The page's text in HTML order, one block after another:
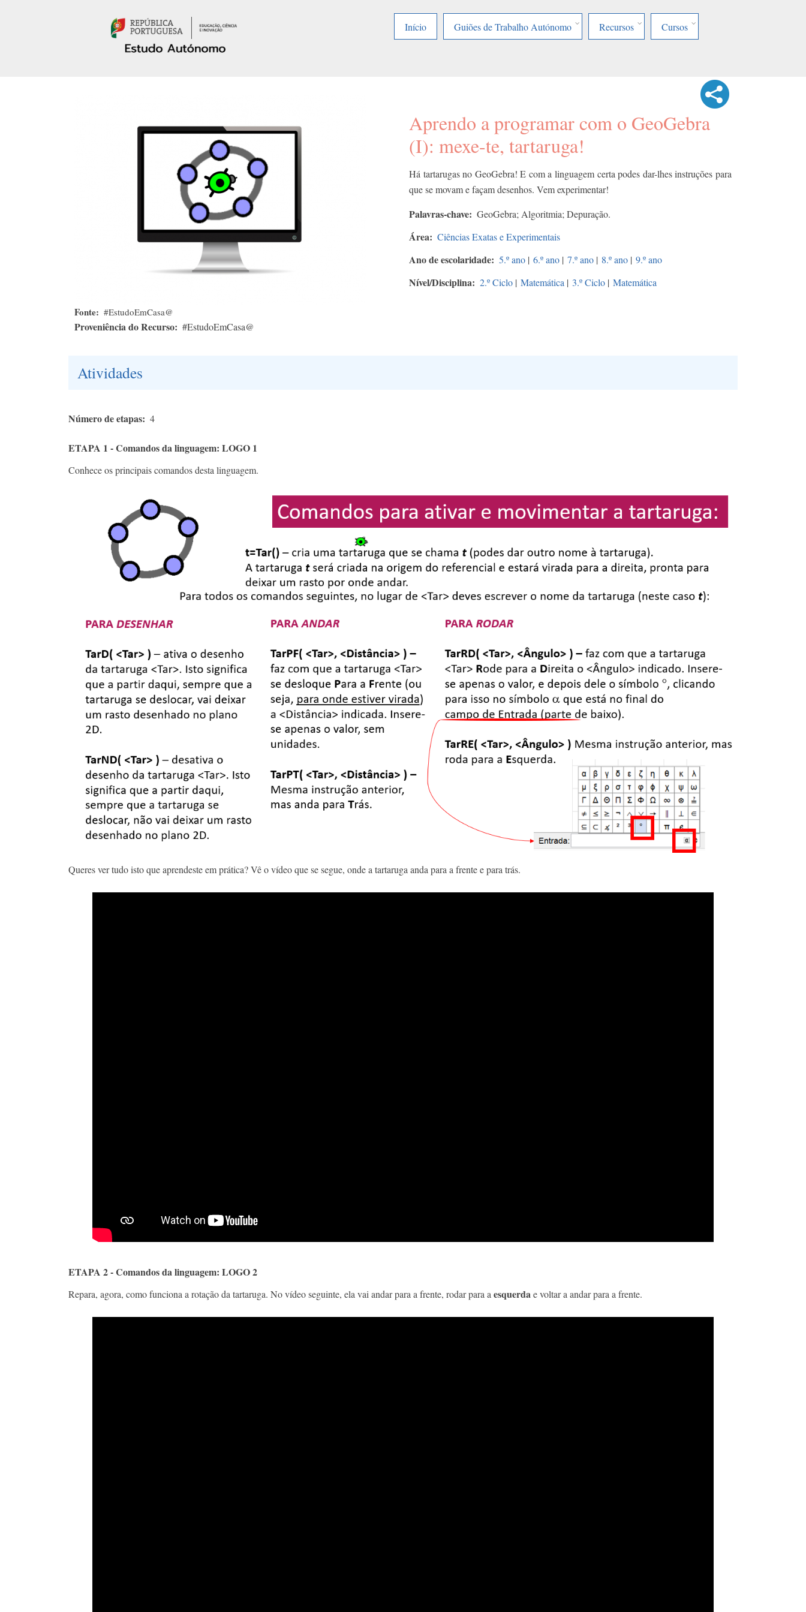
Início
Guiões de Trabalho Autónomo Recursos Cursos
Fonte #EstudoEmCasa@
Proveniência do Recurso #EstudoEmCasa@
Aprendo a programar com o GeoGebra
(I): mexe-te, tartaruga!
Há tartarugas no GeoGebra! E com a linguagem certa podes dar-lhes instruções para
que se movam e façam desenhos. Vem experimentar!
Palavras-chave GeoGebra; Algoritmia; Depuração.
Área Ciências Exatas e Experimentais
Ano de escolaridade 5.º ano | 6.º ano | 7.º ano | 8.º ano | 9.º ano
Nível/Disciplina 2.º Ciclo | Matemática | 3.º Ciclo | Matemática
Atividades
Número de etapas 4
ETAPA 1 - Comandos da linguagem: LOGO 1
Conhece os principais comandos desta linguagem.
Queres ver tudo isto que aprendeste em prática? Vê o vídeo que se segue, onde a tartaruga anda para a frente e para trás.
ETAPA 2 - Comandos da linguagem: LOGO 2
Repara, agora, como funciona a rotação da tartaruga. No vídeo seguinte, ela vai andar para a frente, rodar para a esquerdae voltar a andar para a frente.